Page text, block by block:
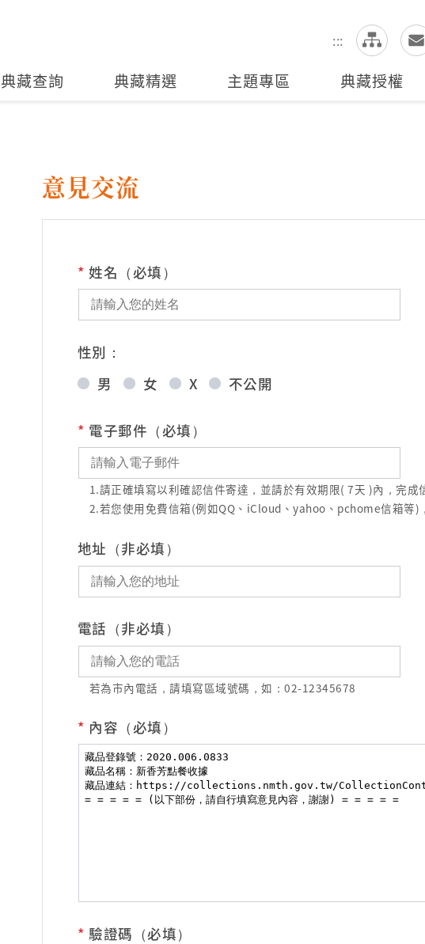
:::
全站搜尋
典藏查詢 典藏精選 主題專區 典藏授權
意見交流
* 姓名（必填）
性別：
男
女 X 不公開
* 電子郵件（必填）
1.請正確填寫以利確認信件寄達，並請於有效期限( 7天 )內，完
2.若您使用免費信箱(例如QQ、iCloud、yahoo、pchome信箱等)
地址（非必填）
電話（非必填）
若為市內電話，請填寫區域號碼，如：02-12345678
* 內容（必填）
* 驗證碼（必填）